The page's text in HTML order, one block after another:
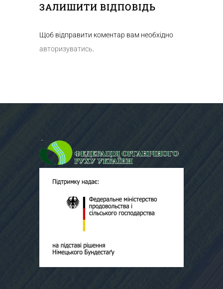
ЗАЛИШИТИ ВІДПОВІДЬ
Щоб відправити коментар вам необхідно
авторизуватись